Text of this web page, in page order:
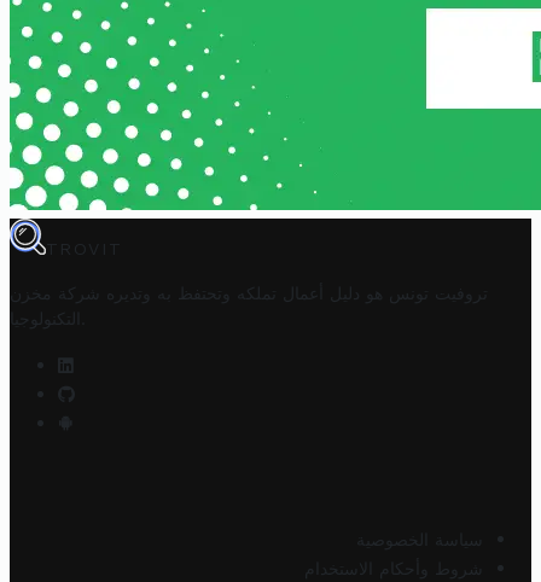
TROVIT
تروفيت تونس هو دليل أعمال تملكه وتحتفظ به وتديره
شركة مخزن
التكنولوجيا
سياسة الخصوصية
شروط وأحكام الاستخدام